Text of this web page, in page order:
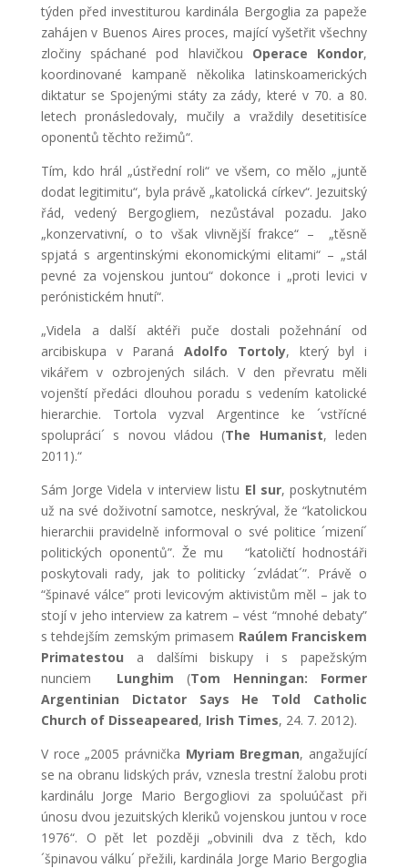
týden před investiturou kardinála Bergoglia za papeže
zahájen v Buenos Aires proces, mající vyšetřit všechny
zločiny spáchané pod hlavičkou Operace Kondor,
koordinované kampaně několika latinskoamerických
diktatur se Spojenými státy za zády, které v 70. a 80.
letech pronásledovaly, mučily a vraždily desetitisíce
oponentů těchto režimů“.
Tím, kdo hrál „ústřední roli“ ve všem, co mělo „juntě
dodat legitimitu“, byla právě „katolická církev“. Jezuitský
řád, vedený Bergogliem, nezůstával pozadu. Jako
„konzervativní, o to však vlivnější frakce“ – „těsně
spjatá s argentinskými ekonomickými elitami“ – „stál
pevné za vojenskou juntou“ dokonce i „proti levici v
perónistickém hnutí“.
„Videla a další aktéři puče dostali požehnání od
arcibiskupa v ParanáAdolfo Tortoly, který byl i
vikářem v ozbrojených silách. V den převratu měli
vojenští předáci dlouhou poradu s vedením katolické
hierarchie. Tortola vyzval Argentince ke ´vstřícné
spolupráci´ s novou vládou (The Humanist, leden
2011).“
Sám Jorge Videla v interview listu El sur, poskytnutém
už na své doživotní samotce, neskrýval, že “katolickou
hierarchii pravidelně informoval o své politice ´mizení´
politických oponentů”. Že mu “katoličtí hodnostáři
poskytovali rady, jak to politicky ´zvládat´”. Právě o
“špinavé válce” proti levicovým aktivistům měl – jak to
stojí v jeho interview za katrem – vést “mnohé debaty”
s tehdejším zemským primasem Raúlem Franciskem
Primatestou a dalšími biskupy i s papežským
nunciem Lunghim (Tom Henningan: Former
Argentinian Dictator Says He Told Catholic
Church of Disseapeared, Irish Times, 24. 7. 2012).
V roce „2005 právnička Myriam Bregman, angažující
se na obranu lidských práv, vznesla trestní žalobu proti
kardinálu Jorge Mario Bergogliovi za spoluúčast při
únosu dvou jezuitských kleriků vojenskou juntou v roce
1976“. O pět let později „obvinili dva z těch, kdo
´špinavou válku´ přežili, kardinála Jorge Mario Bergoglia